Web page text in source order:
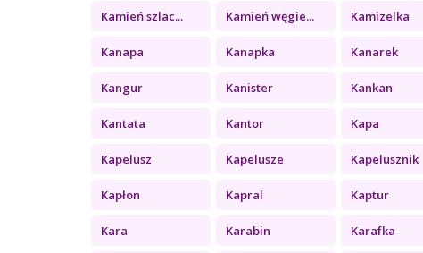
Kamień szlac... Kamień węgie... Kamizelka
Kanapa Kanapka Kanarek
Kangur Kanister Kankan
Kantata Kantor Kapa
Kapelusz Kapelusze Kapelusznik
Kapłon Kapral Kaptur
Kara Karabin Karafka